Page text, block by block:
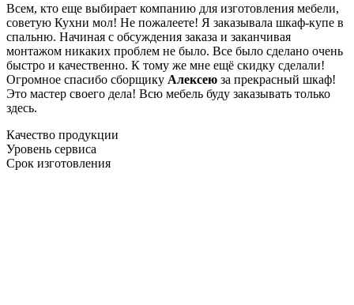
Всем, кто еще выбирает компанию для изготовления мебели,
советую Кухни мол! Не пожалеете! Я заказывала шкаф-купе в
спальню. Начиная с обсуждения заказа и заканчивая
монтажом никаких проблем не было. Все было сделано очень
быстро и качественно. К тому же мне ещё скидку сделали!
Огромное спасибо сборщику Алексею за прекрасный шкаф!
Это мастер своего дела! Всю мебель буду заказывать только
здесь.
Качество продукции
Уровень сервиса
Срок изготовления